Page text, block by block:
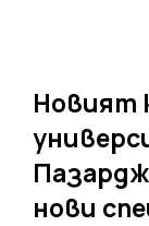
Новият
нови